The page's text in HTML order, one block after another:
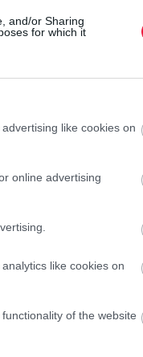
and/or Sharing
for which it
like cookies on
online advertising
like cookies on
of the website
- az ízük
levelei már
a francia
Viszont, az
a kereslete a
a